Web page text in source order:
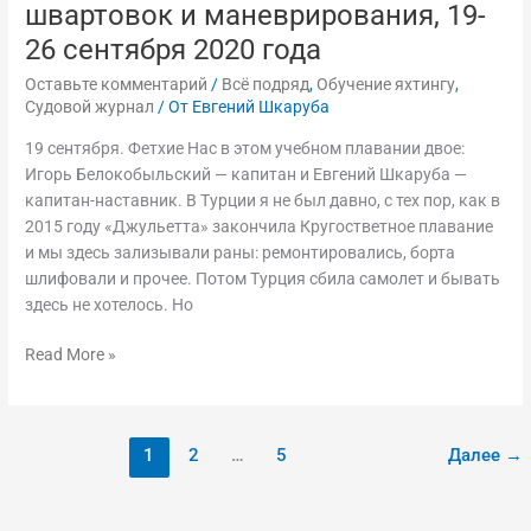
швартовок и маневрирования, 19-
26 сентября 2020 года
Оставьте комментарий / Всё подряд, Обучение яхтингу,
Судовой журнал / От Евгений Шкаруба
19 сентября. Фетхие Нас в этом учебном плавании двое:
Игорь Белокобыльский — капитан и Евгений Шкаруба —
капитан-наставник. В Турции я не был давно, с тех пор, как в
2015 году «Джульетта» закончила Кругостветное плавание
и мы здесь зализывали раны: ремонтировались, борта
шлифовали и прочее. Потом Турция сбила самолет и бывать
здесь не хотелось. Но
Read More »
1 2 … 5 Далее →